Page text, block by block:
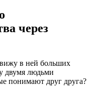
через
в ней больших
двумя людьми
понимают друг друга?